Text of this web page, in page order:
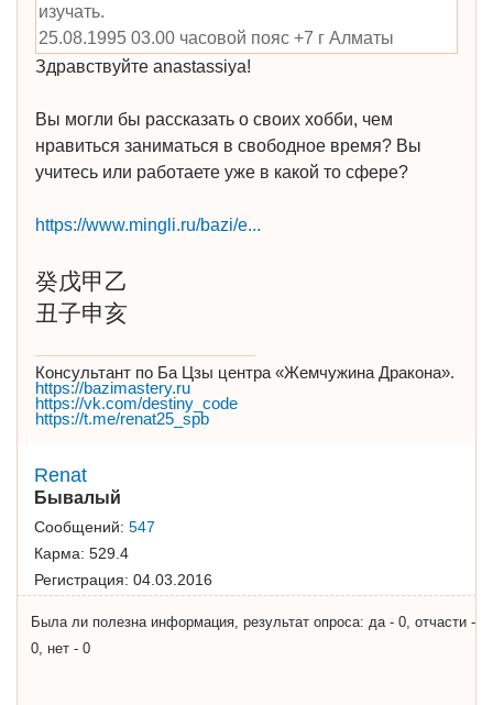
изучать.
25.08.1995 03.00 часовой пояс +7 г Алматы
Здравствуйте anastassiya!
Вы могли бы рассказать о своих хобби, чем
нравиться заниматься в свободное время? Вы
учитесь или работаете уже в какой то сфере?
https://www.mingli.ru/bazi/e...
癸戊甲乙
丑子申亥
Консультант по Ба Цзы центра «Жемчужина Дракона».
https://bazimastery.ru
https://vk.com/destiny_code
https://t.me/renat25_spb
Renat
Бывалый
Сообщений: 547
Карма: 529.4
Регистрация: 04.03.2016
Была ли полезна информация, результат опроса: да - 0, отчасти -
0, нет - 0